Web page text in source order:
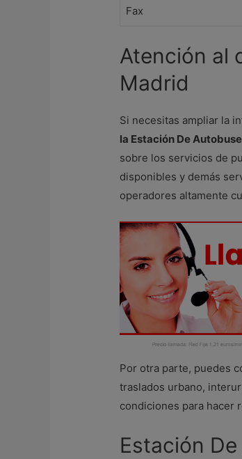
Fax
Atención al
Madrid
Si necesitas ampliar la
la Estación De
sobre los servicios de
disponibles y demás
operadores altamente
Por otra parte, puedes
traslados urbano,
condiciones para hacer
Estación